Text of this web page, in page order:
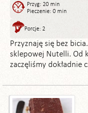
Przyg: 20 min
Pieczenie: 0 min
Porcje: 2
Przyznaję się bez
sklepowej Nutelli. Od
zaczęliśmy dokładnie